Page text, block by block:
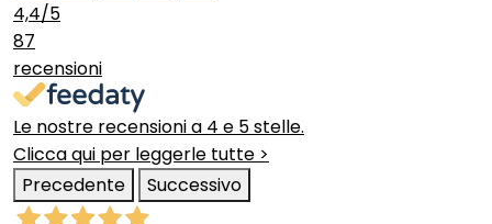
4,4/5
87
recensioni
Le nostre recensioni a 4 e 5 stelle.
Clicca qui per leggerle tutte >
Precedente
Successivo